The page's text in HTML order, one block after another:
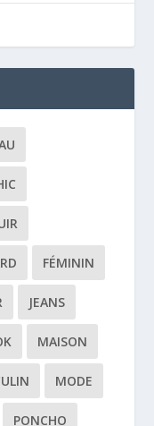
FÉMININ
JEANS
MAISON
MODE
PONCHO